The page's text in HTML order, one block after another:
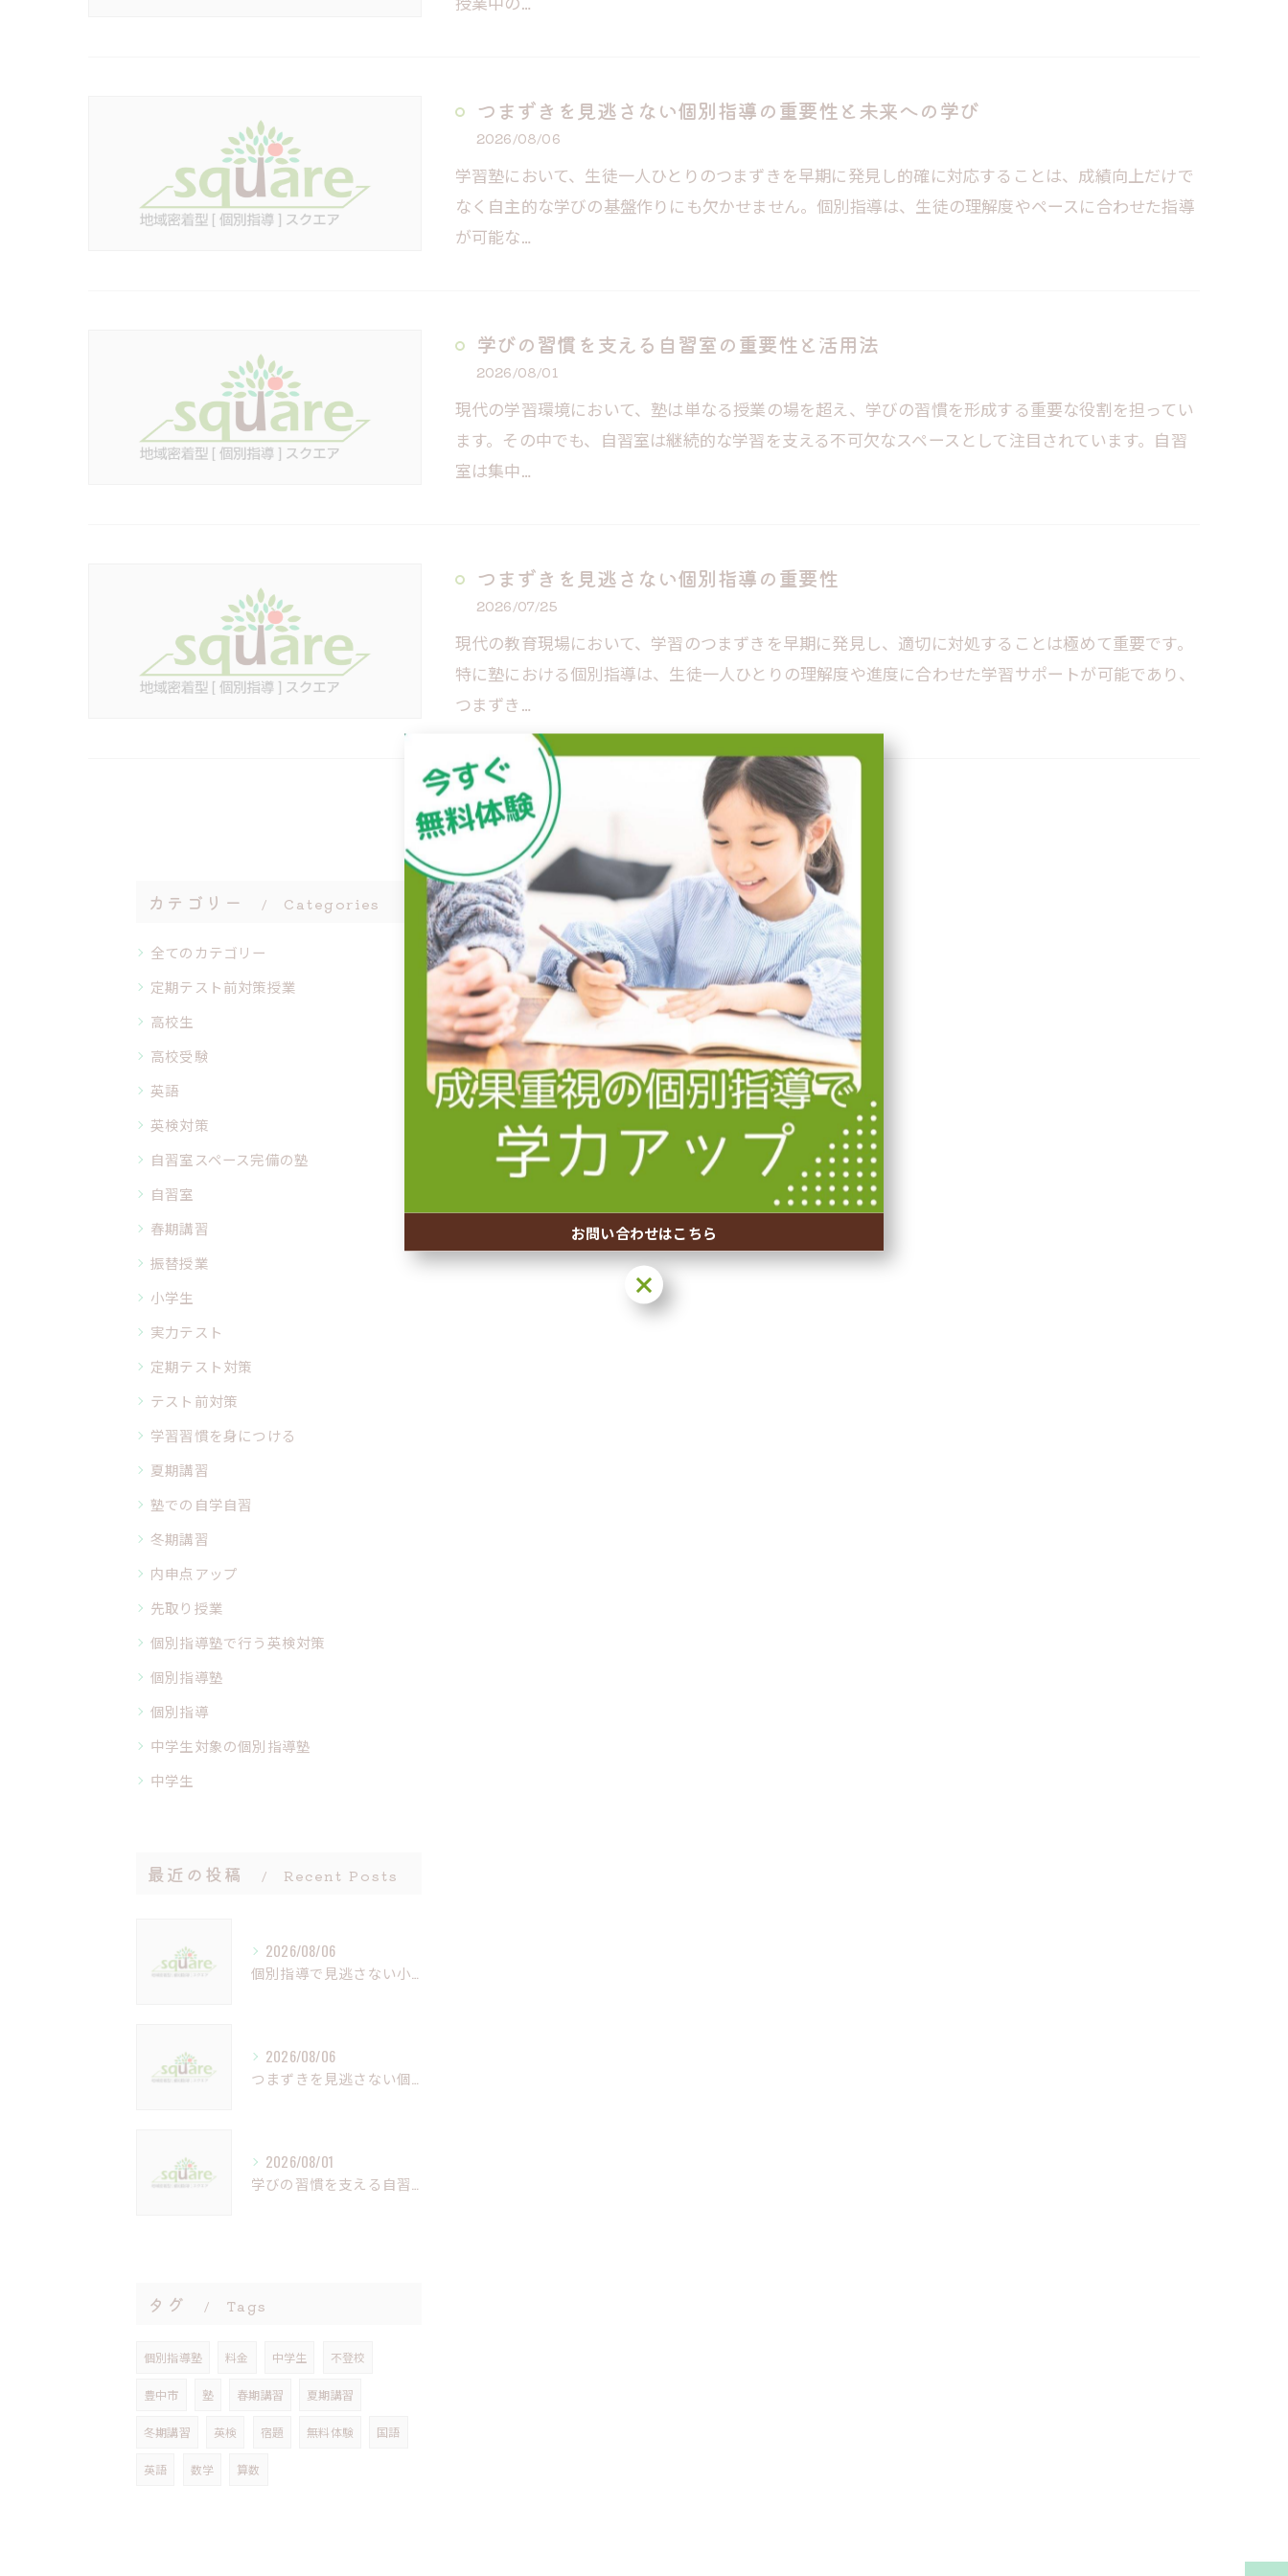
つまずきを見逃さない個別指導の重要性と未来への学び
2026/08/06
学習塾において、生徒一人ひとりのつまずきを早期に発見し的確に対応することは、成績向上だけで
なく自主的な学びの基盤作りにも欠かせません。個別指導は、生徒の理解度やペースに合わせた指導
が可能な…
学びの習慣を支える自習室の重要性と活用法
2026/08/01
現代の学習環境において、塾は単なる授業の場を超え、学びの習慣を形成する重要な役割を担ってい
ます。その中でも、自習室は継続的な学習を支える不可欠なスペースとして注目されています。自習
室は集中…
つまずきを見逃さない個別指導の重要性
2026/07/25
現代の教育現場において、学習のつまずきを早期に発見し、適切に対処することは極めて重要です。
特に塾における個別指導は、生徒一人ひとりの理解度や進度に合わせた学習サポートが可能であり、
つまずき…
1 2 11
カテゴリー Categories
全てのカテゴリー
定期テスト前対策授業
高校生
高校受験
英語
英検対策
自習室スペース完備の塾
自習室
春期講習
振替授業
小学生
実力テスト
定期テスト対策
テスト前対策
学習習慣を身につける
夏期講習
塾での自学自習
冬期講習
内申点アップ
先取り授業
個別指導塾で行う英検対策
個別指導塾
個別指導
中学生対象の個別指導塾
中学生
最近の投稿 Recent Posts
2026/08/06
2026/08/06
2026/08/01
タグ Tags
個別指導塾 料金 中学生 不登校
豊中市 塾 春期講習 夏期講習
冬期講習 英検 宿題 無料体験 国語
英語 数学 算数
お問い合わせはこちら
お問い合わせはこちら